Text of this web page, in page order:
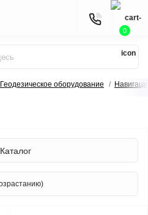
0
Геодезическое оборудование
Каталог